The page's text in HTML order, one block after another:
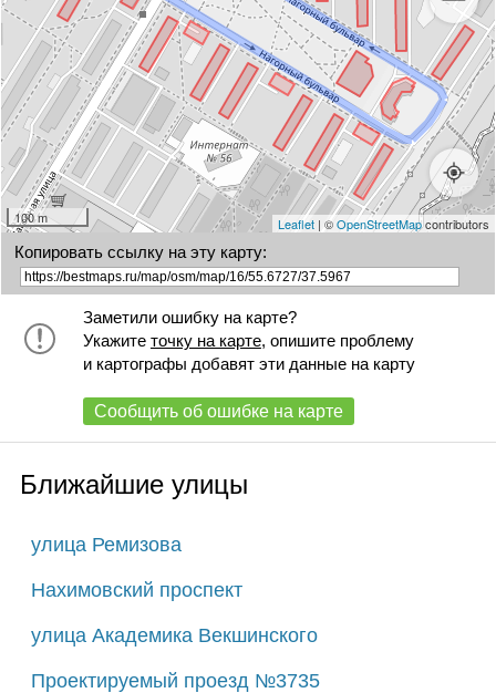
100 m Leaflet| ©OpenStreetMapcontributors
Копировать ссылку на эту карту:
Заметили ошибку на карте?
Укажите точку на карте, опишите проблему
и картографы добавят эти данные на карту
Сообщить об ошибке на карте
Ближайшие улицы
улица Ремизова
Нахимовский проспект
улица Академика Векшинского
Проектируемый проезд №3735